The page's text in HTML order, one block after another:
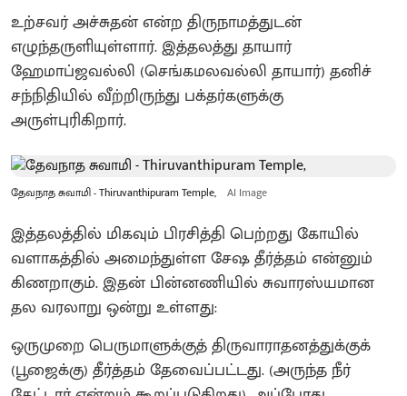
உற்சவர் அச்சுதன் என்ற திருநாமத்துடன்
எழுந்தருளியுள்ளார். இத்தலத்து தாயார்
ஹேமாப்ஜவல்லி (செங்கமலவல்லி தாயார்) தனிச்
சந்நிதியில் வீற்றிருந்து பக்தர்களுக்கு
அருள்புரிகிறார்.
தேவநாத சுவாமி - Thiruvanthipuram Temple, AI Image
இத்தலத்தில் மிகவும் பிரசித்தி பெற்றது கோயில்
வளாகத்தில் அமைந்துள்ள சேஷ தீர்த்தம் என்னும்
கிணறாகும். இதன் பின்னணியில் சுவாரஸ்யமான
தல வரலாறு ஒன்று உள்ளது:
ஒருமுறை பெருமாளுக்குத் திருவாராதனத்துக்குக்
(பூஜைக்கு) தீர்த்தம் தேவைப்பட்டது. (அருந்த நீர்